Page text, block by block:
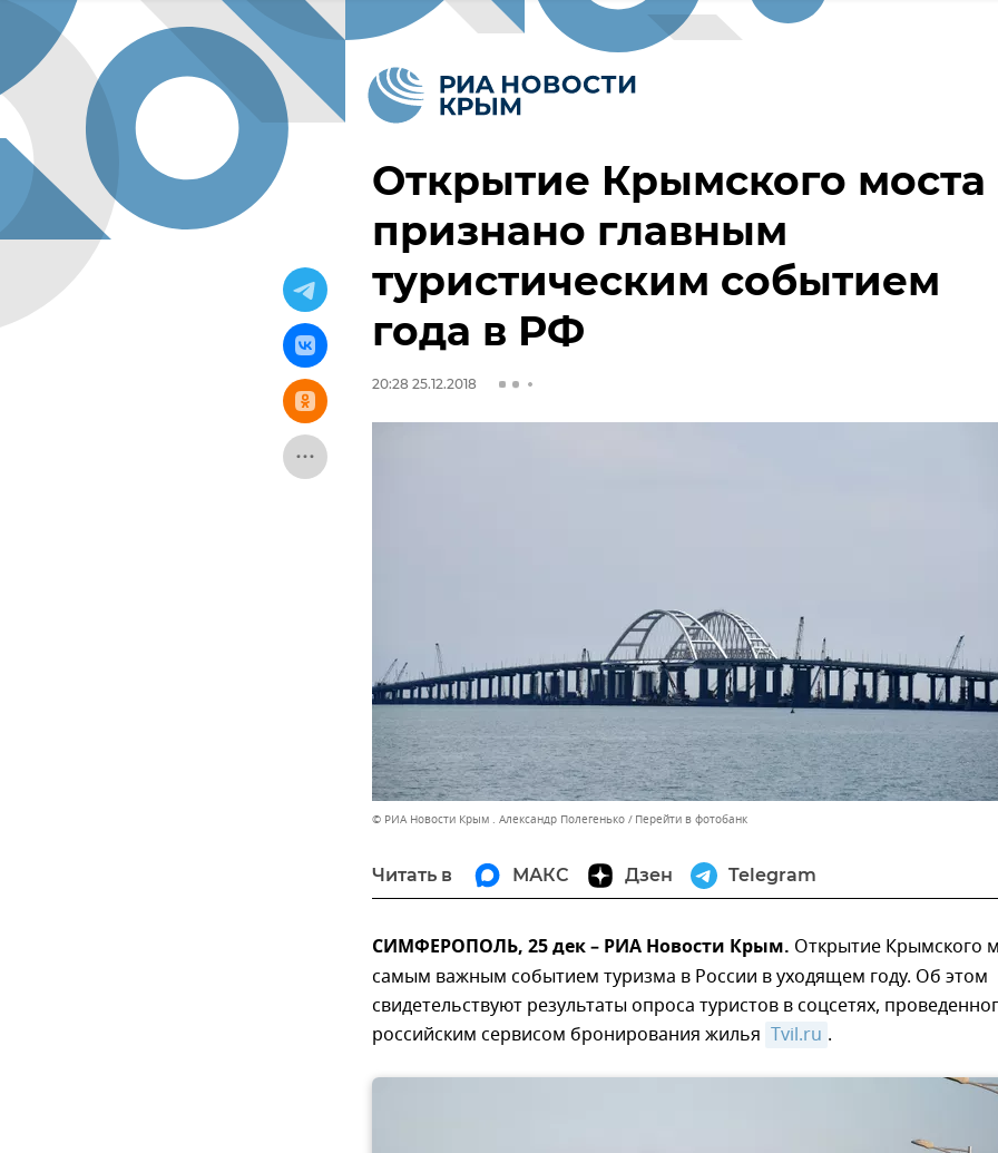
Открытие Крымского моста
признано главным
туристическим событием
года в РФ
20:28 25.12.2018
© РИА Новости Крым . Александр Полегенько Перейти в фотобанк
Читать в МАКС Дзен Telegram
СИМФЕРОПОЛЬ, 25 дек – РИА Новости Крым. Открытие Крымского
самым важным событием туризма в России в уходящем году. Об этом
свидетельствуют результаты опроса туристов в соцсетях,
российским сервисом бронирования жилья Tvil.ru .